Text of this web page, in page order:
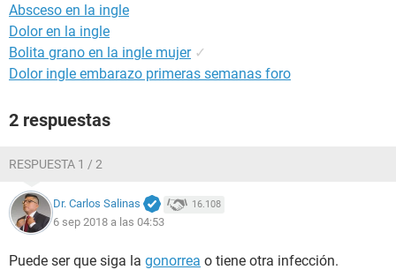
Absceso en la ingle
Dolor en la ingle
Bolita grano en la ingle mujer ✓
Dolor ingle embarazo primeras semanas foro
2 respuestas
RESPUESTA 1 / 2
Dr. Carlos Salinas 16.108
6 sep 2018 a las 04:53
Puede ser que siga la gonorrea o tiene otra infección.